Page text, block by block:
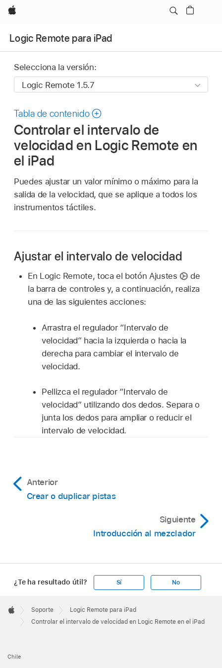
Apple
Logic Remote para iPad
Selecciona la versión:
Tabla de contenido
Controlar el intervalo de
velocidad en Logic Remote en
el iPad
Puedes ajustar un valor mínimo o máximo para la
salida de la velocidad, que se aplique a todos los
instrumentos táctiles.
Ajustar el intervalo de velocidad
En Logic Remote, toca el botón Ajustes
de
la barra de controles y, a continuación, realiza
una de las siguientes acciones:
Arrastra el regulador “Intervalo de
velocidad” hacia la izquierda o hacia la
derecha para cambiar el intervalo de
velocidad.
Pellizca el regulador “Intervalo de
velocidad” utilizando dos dedos. Separa o
junta los dedos para ampliar o reducir el
intervalo de velocidad.
Anterior
Crear o duplicar pistas
Siguiente
Introducción al mezclador
¿Te ha resultado útil? Sí No
Footer

Apple
Soporte
Logic Remote para iPad
Controlar el intervalo de velocidad en Logic Remote en el iPad
Chile